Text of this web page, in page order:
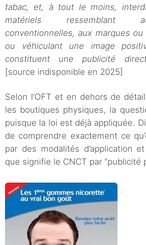
tabac, et, à tout le moins,
matériels ressemblant
conventionnelles, aux marques
ou véhiculant une image
constituent une publicité
[source indisponible en 2025]
Selon l’OFT et en dehors de
les boutiques physiques, la
puisque la loi est déjà appliquée.
de comprendre exactement ce
par des modalités d’application
que signifie le CNCT par “publicité